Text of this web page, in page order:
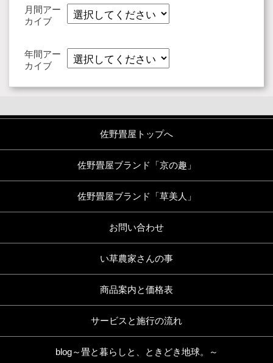
月間アー
カイブ
年間アー
カイブ
佐野畳屋トップへ
佐野畳屋ブランド「京の趣」
佐野畳屋ブランド「草美人」
お問い合わせ
い草農家さんの事
商品案内と価格表
サービスと施行の流れ
blog～畳と暮らしと、ときどき地球。～